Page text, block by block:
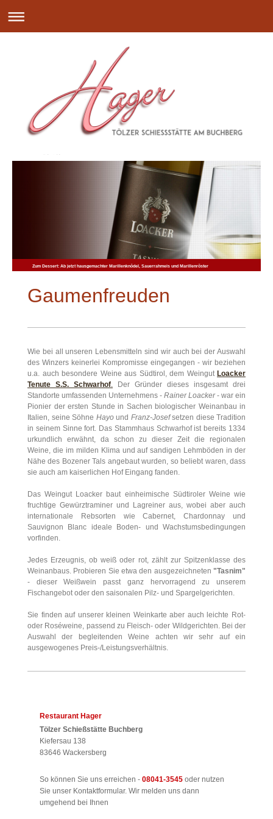
Zum Dessert: Ab jetzt hausgemachter Marillenknödel, Sauerrahmeis und Marillenröster
Gaumenfreuden
Wie bei all unseren Lebensmitteln sind wir auch bei der Auswahl
des Winzers keinerlei Kompromisse eingegangen - wir beziehen
u.a. auch besondere Weine aus Südtirol, dem Weingut Loacker
Tenute S.S. Schwarhof. Der Gründer dieses insgesamt drei
Standorte umfassenden Unternehmens - Rainer Loacker- war ein
Pionier der ersten Stunde in Sachen biologischer Weinanbau in
Italien, seine Söhne Hayound Franz-Josefsetzen diese Tradition
in seinem Sinne fort. Das Stammhaus Schwarhof ist bereits 1334
urkundlich erwähnt, da schon zu dieser Zeit die regionalen
Weine, die im milden Klima und auf sandigen Lehmböden in der
Nähe des Bozener Tals angebaut wurden, so beliebt waren, dass
sie auch am kaiserlichen Hof Eingang fanden.
Das Weingut Loacker baut einheimische Südtiroler Weine wie
fruchtige Gewürztraminer und Lagreiner aus, wobei aber auch
internationale Rebsorten wie Cabernet, Chardonnay und
Sauvignon Blanc ideale Boden- und Wachstumsbedingungen
vorfinden.
Jedes Erzeugnis, ob weiß oder rot, zählt zur Spitzenklasse des
Weinanbaus. Probieren Sie etwa den ausgezeichneten "Tasnim"
- dieser Weißwein passt ganz hervorragend zu unserem
Fischangebot oder den saisonalen Pilz- und Spargelgerichten.
Sie finden auf unserer kleinen Weinkarte aber auch leichte Rot-
oder Roséweine, passend zu Fleisch- oder Wildgerichten. Bei der
Auswahl der begleitenden Weine achten wir sehr auf ein
ausgewogenes Preis-/Leistungsverhältnis.
Restaurant Hager
Tölzer Schießstätte Buchberg
Kiefersau 138
83646 Wackersberg
So können Sie uns erreichen - 08041-3545 oder nutzen
Sie unser Kontaktformular. Wir melden uns dann
umgehend bei Ihnen